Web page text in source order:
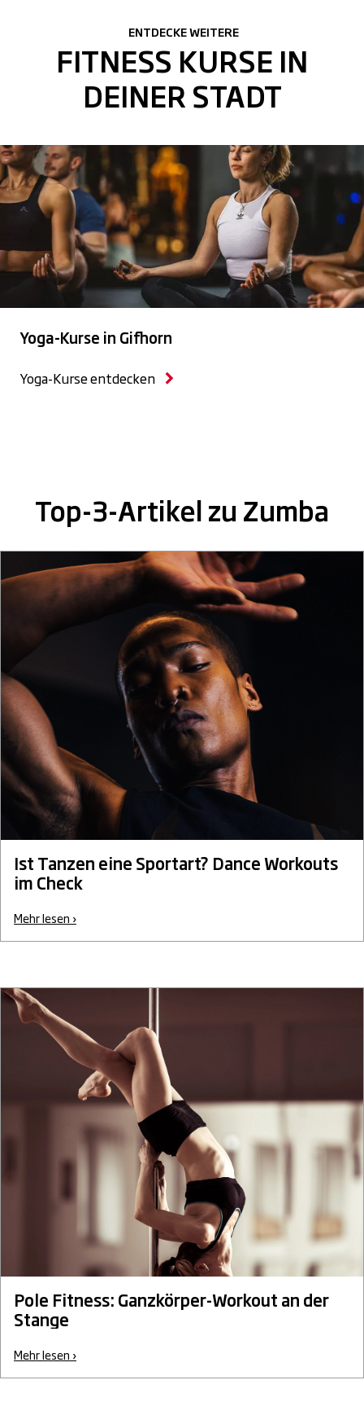
ENTDECKE WEITERE
FITNESS KURSE IN
DEINER STADT
Yoga-Kurse in Gifhorn
Yoga-Kurse entdecken
Top-3-Artikel zu Zumba
Ist Tanzen eine Sportart? Dance Workouts
im Check
Mehr lesen ›
Pole Fitness: Ganzkörper-Workout an der
Stange
Mehr lesen ›